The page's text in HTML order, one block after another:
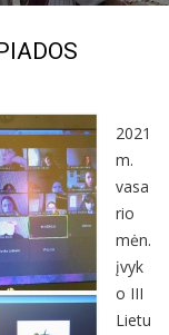
2021
m.
vasa
rio
mėn.
įvyk
o III
Lietu